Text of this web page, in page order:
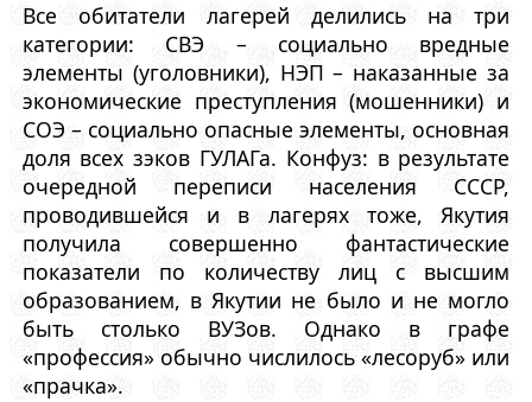
Все обитатели лагерей делились на три
категории: СВЭ – социально вредные
элементы (уголовники), НЭП – наказанные за
экономические преступления (мошенники) и
СОЭ – социально опасные элементы, основная
доля всех зэков ГУЛАГа. Конфуз: в результате
очередной переписи населения СССР,
проводившейся и в лагерях тоже, Якутия
получила совершенно фантастические
показатели по количеству лиц с высшим
образованием, в Якутии не было и не могло
быть столько ВУЗов. Однако в графе
«профессия» обычно числилось «лесоруб» или
«прачка».